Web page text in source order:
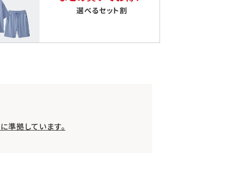
拠しています。